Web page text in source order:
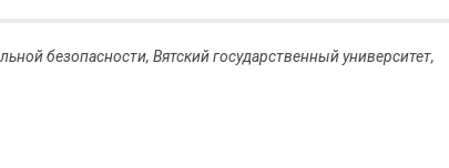
безопасности, Вятский государственный университет,